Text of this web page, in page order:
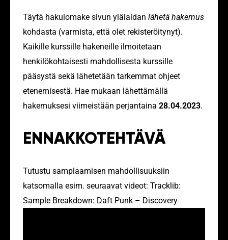
Täytä hakulomake sivun ylälaidan lähetä hakemus
kohdasta (varmista, että olet rekisteröitynyt).
Kaikille kurssille hakeneille ilmoitetaan
henkilökohtaisesti mahdollisesta kurssille
pääsystä sekä lähetetään tarkemmat ohjeet
etenemisestä. Hae mukaan lähettämällä
hakemuksesi viimeistään perjantaina 28.04.2023.
ENNAKKOTEHTÄVÄ
Tutustu samplaamisen mahdollisuuksiin
katsomalla esim. seuraavat videot: Tracklib:
Sample Breakdown: Daft Punk – Discovery